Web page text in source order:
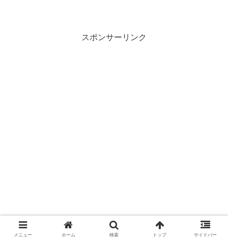
羅！
スポンサーリンク
メニュー ホーム 検索 トップ サイドバー